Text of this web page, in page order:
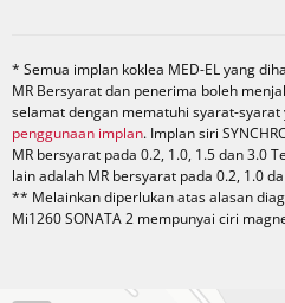
* Semua implan koklea MED-EL yang
MR Bersyarat dan penerima boleh
selamat dengan mematuhi syarat-
penggunaan implan. Implan siri
MR bersyarat pada 0.2, 1.0, 1.5 dan 3.0
lain adalah MR bersyarat pada 0.2, 1.0
** Melainkan diperlukan atas alasan
Mi1260 SONATA 2 mempunyai ciri